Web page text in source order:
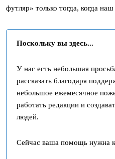
футляр» только тогда, когда
Поскольку вы здесь...
У нас есть небольшая
рассказать благодаря
небольшое ежемесячное
работать редакции и
людей.
Сейчас ваша помощь нужна